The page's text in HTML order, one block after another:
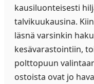
kausiluonteisesti
talvikuukausina.
läsnä varsinkin
kesävarastointiin,
polttopuun
ostoista ovat jo